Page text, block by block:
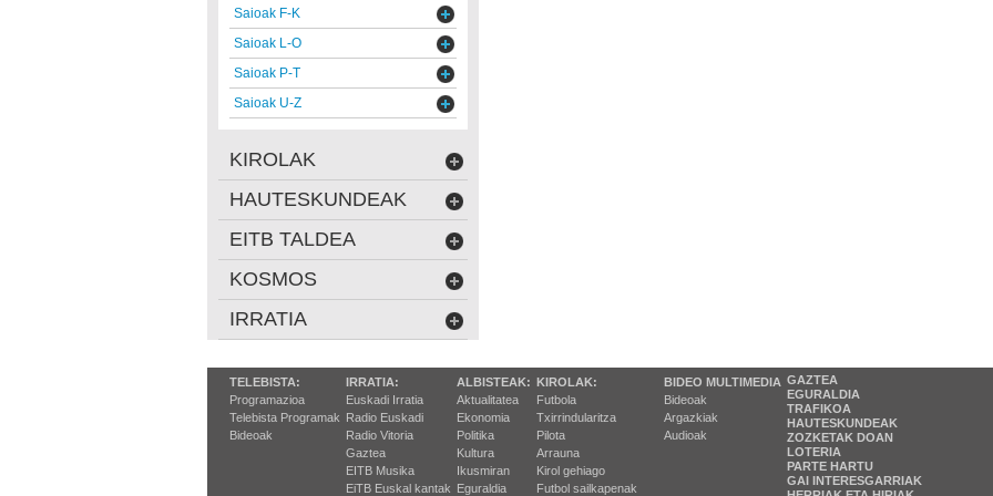
Saioak F-K
Saioak L-O
Saioak P-T
Saioak U-Z
KIROLAK
HAUTESKUNDEAK
EITB TALDEA
KOSMOS
IRRATIA
TELEBISTA:
Programazioa
Telebista Programak
Bideoak
IRRATIA:
Euskadi Irratia
Radio Euskadi
Radio Vitoria
Gaztea
EITB Musika
EiTB Euskal kantak
ALBISTEAK:
Aktualitatea
Ekonomia
Politika
Kultura
Ikusmiran
Eguraldia
KIROLAK:
Futbola
Txirrindularitza
Pilota
Arrauna
Kirol gehiago
Futbol sailkapenak
BIDEO MULTIMEDIA
Bideoak
Argazkiak
Audioak
GAZTEA
EGURALDIA
TRAFIKOA
HAUTESKUNDEAK
ZOZKETAK DOAN
LOTERIA
PARTE HARTU
GAI INTERESGARRIAK